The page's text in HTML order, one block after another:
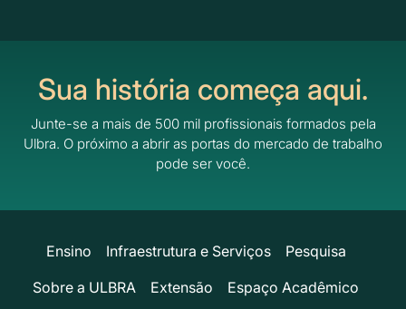
Sua história começa aqui.
Junte-se a mais de 500 mil profissionais formados pela
Ulbra. O próximo a abrir as portas do mercado de trabalho
pode ser você.
Ensino Infraestrutura e Serviços
Pesquisa
Sobre a ULBRA
Extensão
Espaço Acadêmico